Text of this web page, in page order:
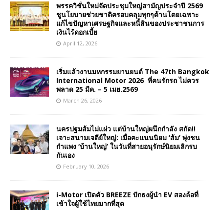
พรรควิชั่นใหม่จัดประชุมใหญ่สามัญประจำปี 2569
ชูนโยบายช่วยชาติครอบคลุมทุกๆด้านโดยเฉพาะ
แก้ไขปัญหาเศรษฐกิจและหนี้สินของประชาชนการ
เงินไร้ดอกเบี้ย
April 12, 2026
เริ่มแล้วงานมหกรรมยานยนต์ The 47th Bangkok
International Motor 2026 ที่คนรักรถ ไม่ควร
พลาด 25 มีค. – 5 เมย.2569
March 26, 2026
นครปฐมส้มไม่แผ่ว แต่บ้านใหญ่ผนึกกำลัง สกัด!!
เจาะสนามเจดีย์ใหญ่: เมื่อคะแนนนิยม ‘ส้ม’ พุ่งชน
กำแพง ‘บ้านใหญ่’ ในวันที่สายอนุรักษ์นิยมเลิกรบ
กันเอง
February 10, 2026
i-Motor เปิดตัว BREEZE ปักธงผู้นำ EV สองล้อที่
เข้าใจผู้ใช้ไทยมากที่สุด